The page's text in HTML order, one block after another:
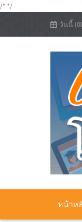
/* */
วันนี้
หน้าห